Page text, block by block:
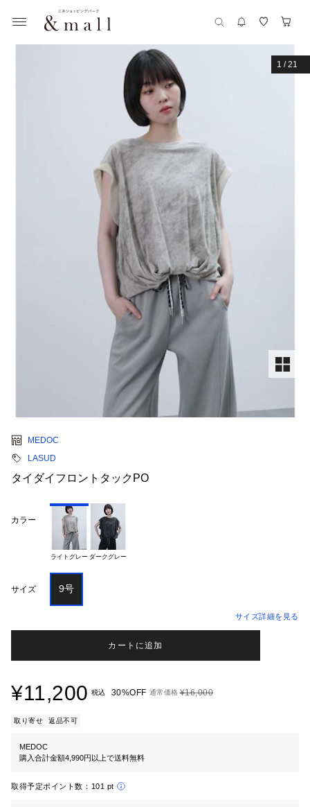
1 /21
MEDOC
LASUD
タイダイフロントタックPO
カラー
ライトグレー ダークグレー
サイズ 9号
サイズ詳細を見る
カートに追加
¥11,200 税込 30%OFF 通常価格 ¥16,000
取り寄せ 返品不可
MEDOC
購入合計金額4,990円以上で送料無料
取得予定ポイント数： 101 pt